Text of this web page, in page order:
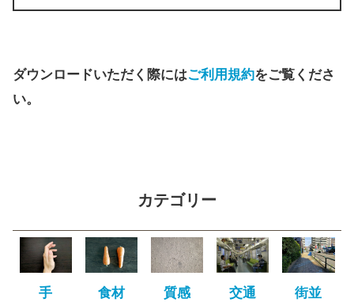
ダウンロードいただく際にはご利用規約をご覧くださ
い。
カテゴリー
手 食材 質感 交通 街並